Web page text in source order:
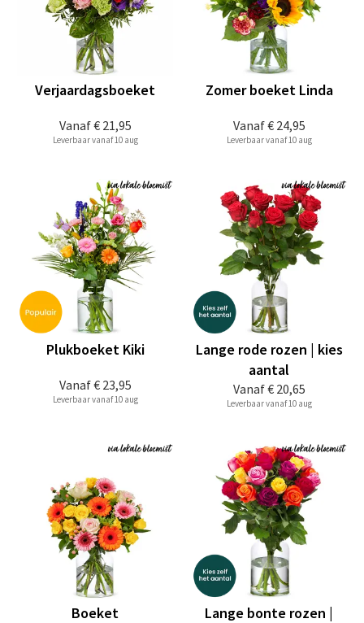
Vanaf€ 21,95
Verjaardagsboeket
Leverbaar vanaf 10 aug
Vanaf€ 24,95
Zomer boeket Linda
Leverbaar vanaf 10 aug
Vanaf€ 23,95
Plukboeket Kiki
Leverbaar vanaf 10 aug
Vanaf€ 20,65
Lange rode rozen | kies
aantal
Leverbaar vanaf 10 aug
Boeket
Lange bonte rozen |